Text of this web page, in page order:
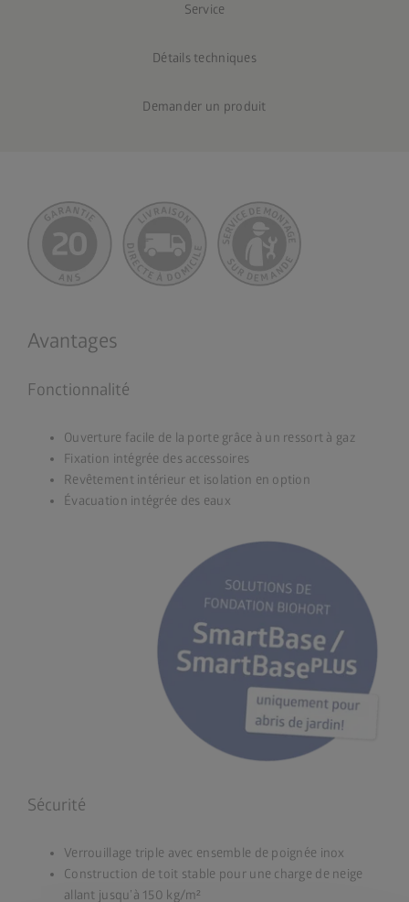
Service
Détails techniques
Demander un produit
Avantages
Fonctionnalité
Ouverture facile de la porte grâce à un ressort à gaz
Fixation intégrée des accessoires
Revêtement intérieur et isolation en option
Évacuation intégrée des eaux
Sécurité
Verrouillage triple avec ensemble de poignée inox
Construction de toit stable pour une charge de neige
allant jusqu’à 150 kg/m²